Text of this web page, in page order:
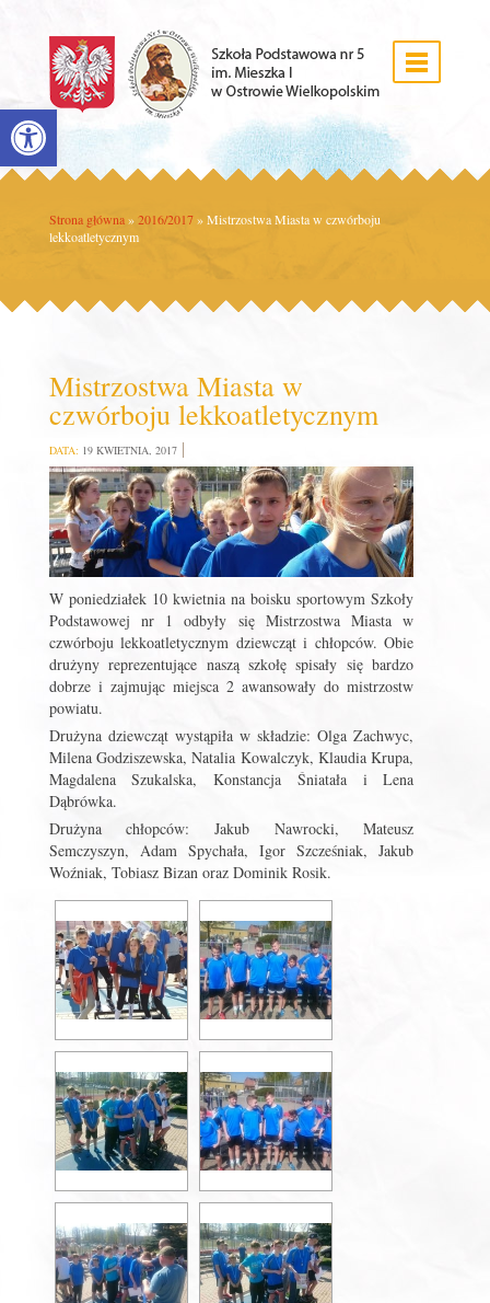
Open toolbar
Strona główna » 2016/2017 »Mistrzostwa Miasta w czwórboju
lekkoatletycznym
Mistrzostwa Miasta w
czwórboju lekkoatletycznym
DATA: 19 KWIETNIA, 2017
W poniedziałek 10 kwietnia na boisku sportowym Szkoły
Podstawowej nr 1 odbyły się Mistrzostwa Miasta w
czwórboju lekkoatletycznym dziewcząt i chłopców. Obie
drużyny reprezentujące naszą szkołę spisały się bardzo
dobrze i zajmując miejsca 2 awansowały do mistrzostw
powiatu.
Drużyna dziewcząt wystąpiła w składzie: Olga Zachwyc,
Milena Godziszewska, Natalia Kowalczyk, Klaudia Krupa,
Magdalena Szukalska, Konstancja Śniatała i Lena
Dąbrówka.
Drużyna chłopców: Jakub Nawrocki, Mateusz
Semczyszyn, Adam Spychała, Igor Szcześniak, Jakub
Woźniak, Tobiasz Bizan oraz Dominik Rosik.